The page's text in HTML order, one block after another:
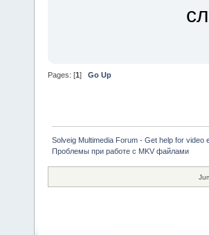
Pages: [1] Go Up
Solveig Multimedia Forum - Get help for video
Проблемы при работе с MKV файлами